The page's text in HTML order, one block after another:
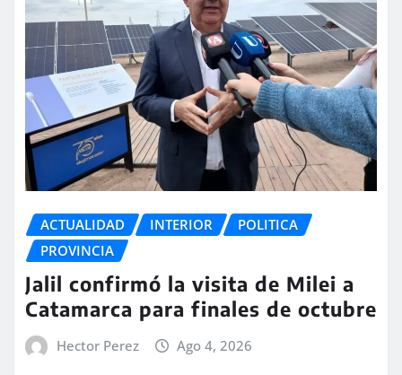
ACTUALIDAD INTERIOR
POLITICA
PROVINCIA
Jalil confirmó la visita de Milei a
Catamarca para finales de octubre
Hector Perez Ago 4, 2026